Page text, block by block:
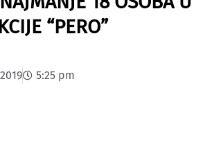
“PERO”
5:25 pm